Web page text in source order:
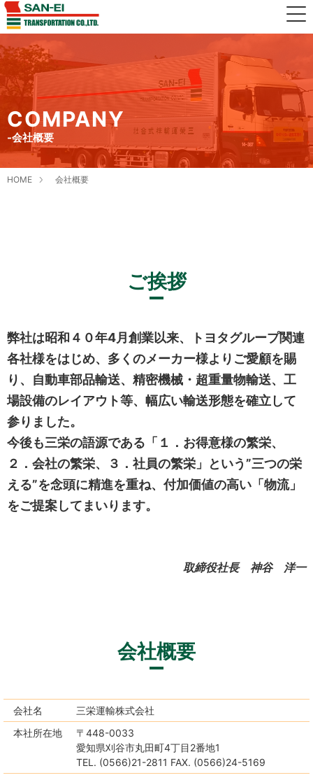
COMPANY
-会社概要
HOME 会社概要
ご挨拶
弊社は昭和４０年4月創業以来、
トヨタグループ関連
各社様をはじめ、多くのメーカー様よりご愛顧を賜
り、 自動車部品輸送、精密機械・超重量物輸送、 工
場設備のレイアウト等、幅広い輸送形態を確立して
参りました。
今後も三栄の語源である「１．お得意様の繁栄、
２．会社の繁栄、３．社員の繁栄」という”三つの栄
える”を念頭に精進を重ね、付加価値の高い「物流」
をご提案してまいります。
取締役社長 神谷 洋一
会社概要
会社名
三栄運輸株式会社
本社所在地
〒448-0033
愛知県刈谷市丸田町4丁目2番地1
TEL. (0566)21-2811 FAX. (0566)24-5169